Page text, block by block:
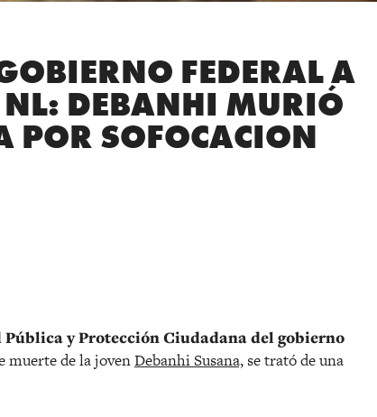
FEDERAL A
NL: DEBANHI MURIÓ
POR SOFOCACION
Pública y Protección Ciudadana del gobierno
muerte de la jovenDebanhi Susana,se trató de una